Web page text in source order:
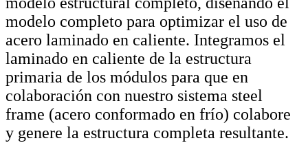
modelo completo para optimizar el uso de
acero laminado en caliente. Integramos el
laminado en caliente de la estructura
primaria de los módulos para que en
colaboración con nuestro sistema steel
frame (acero conformado en frío) colabore
y genere la estructura completa resultante.